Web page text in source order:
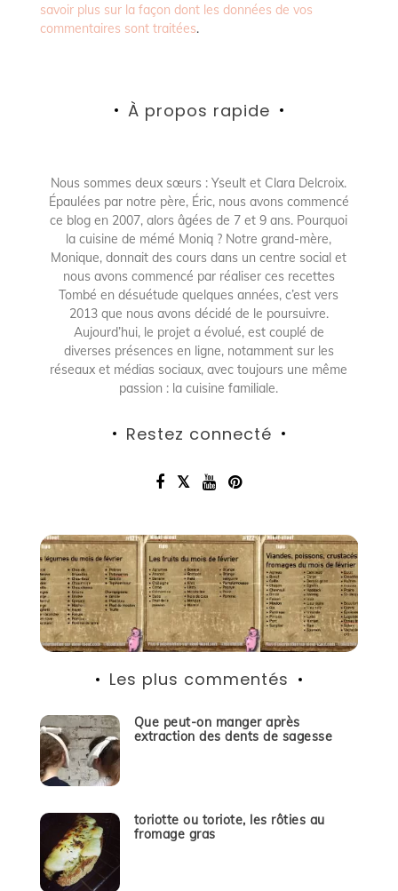
savoir plus sur la façon dont les données de vos
commentaires sont traitées.
À propos rapide
Nous sommes deux sœurs : Yseult et Clara Delcroix.
Épaulées par notre père, Éric, nous avons commencé
ce blog en 2007, alors âgées de 7 et 9 ans. Pourquoi
la cuisine de mémé Moniq ? Notre grand-mère,
Monique, donnait des cours dans un centre social et
nous avons commencé par réaliser ces recettes
Tombé en désuétude quelques années, c’est vers
2013 que nous avons décidé de le poursuivre.
Aujourd’hui, le projet a évolué, est couplé de
diverses présences en ligne, notamment sur les
réseaux et médias sociaux, avec toujours une même
passion : la cuisine familiale.
Restez connecté
Les plus commentés
Que peut-on manger après
extraction des dents de sagesse
toriotte ou toriote, les rôties au
fromage gras